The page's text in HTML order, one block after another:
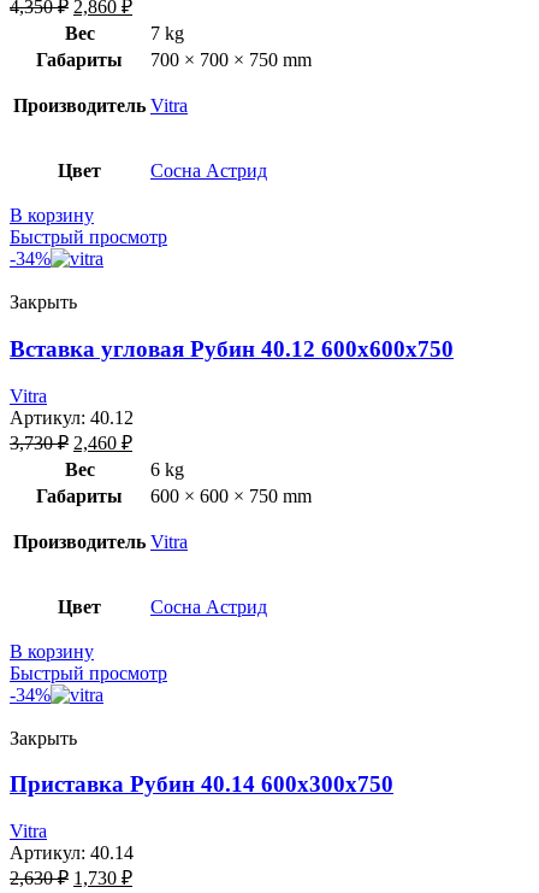
4,350₽ 2,860 ₽
Вес
7 kg
Габариты
700 × 700 × 750 mm
Производитель Vitra
Цвет Сосна Астрид
В корзину
Быстрый просмотр
-34%
Закрыть
Вставка угловая Рубин 40.12 600х600х750
Vitra
Артикул: 40.12
3,730₽ 2,460 ₽
Вес
6 kg
Габариты
600 × 600 × 750 mm
Производитель Vitra
Цвет Сосна Астрид
В корзину
Быстрый просмотр
-34%
Закрыть
Приставка Рубин 40.14 600х300х750
Vitra
Артикул: 40.14
2,630₽ 1,730 ₽